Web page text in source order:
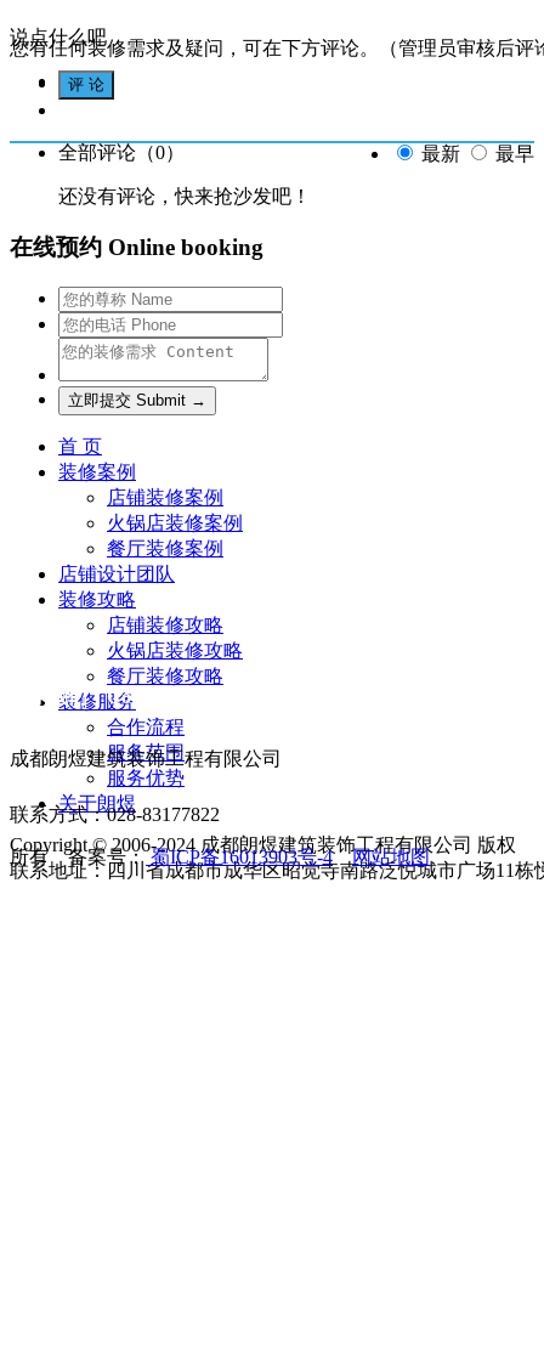
您有任何装修需求及疑问，可在下方评论。（管理员审核后评
说点什么吧
全部评论（0） 最新 最早
还没有评论，快来抢沙发吧！
在线预约 Online booking
首 页
装修案例
店铺装修案例
火锅店装修案例
餐厅装修案例
店铺设计团队
装修攻略
店铺装修攻略
火锅店装修攻略
餐厅装修攻略
装修服务
合作流程
服务范围
服务优势
关于朗煜
联系我们 Contact us
成都朗煜建筑装饰工程有限公司
联系方式：028-83177822
联系地址：四川省成都市成华区昭觉寺南路泛悦城市广场11栋
Copyright © 2006-2024 成都朗煜建筑装饰工程有限公司 版权
所有 备案号：蜀ICP备16013903号-4 网站地图